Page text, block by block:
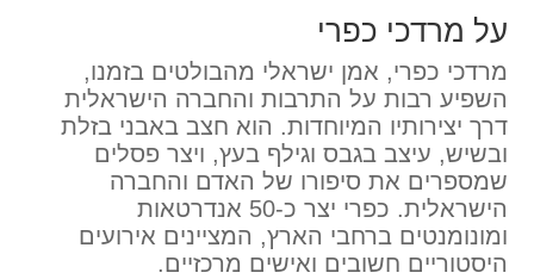
על מרדכי כפרי
מרדכי כפרי, אמן ישראלי מהבולטים בזמנו,
השפיע רבות על התרבות והחברה הישראלית
דרך יצירותיו המיוחדות. הוא חצב באבני בזלת
ובשיש, עיצב בגבס וגילף בעץ, ויצר פסלים
שמספרים את סיפורו של האדם והחברה
הישראלית. כפרי יצר כ-50 אנדרטאות
ומונומנטים ברחבי הארץ, המציינים אירועים
היסטוריים חשובים ואישים מרכזיים.